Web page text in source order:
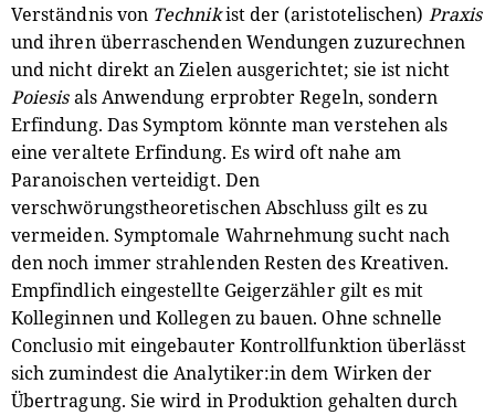
Verständnis von Technikist der (aristotelischen) Praxis
und ihren überraschenden Wendungen zuzurechnen
und nicht direkt an Zielen ausgerichtet; sie ist nicht
Poiesisals Anwendung erprobter Regeln, sondern
Erfindung. Das Symptom könnte man verstehen als
eine veraltete Erfindung. Es wird oft nahe am
Paranoischen verteidigt. Den
verschwörungstheoretischen Abschluss gilt es zu
vermeiden. Symptomale Wahrnehmung sucht nach
den noch immer strahlenden Resten des Kreativen.
Empfindlich eingestellte Geigerzähler gilt es mit
Kolleginnen und Kollegen zu bauen. Ohne schnelle
Conclusio mit eingebauter Kontrollfunktion überlässt
sich zumindest die Analytiker:in dem Wirken der
Übertragung. Sie wird in Produktion gehalten durch